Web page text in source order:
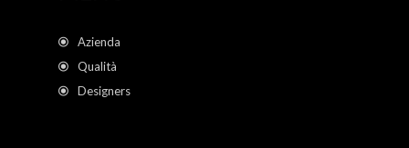
Azienda
Qualità
Designers